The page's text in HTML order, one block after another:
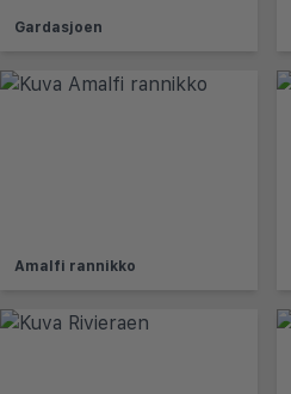
Gardasjoen
Amalfi rannikko